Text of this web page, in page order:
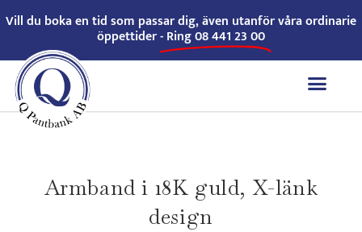
Vill du boka en tid som passar dig, även utanför våra ordinarie
öppettider -Ring 08 441 23 00
Armband i 18K guld, X-länk
design